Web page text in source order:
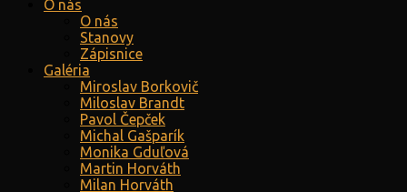
O nás
O nás
Stanovy
Zápisnice
Galéria
Miroslav Borkovič
Miloslav Brandt
Pavol Čepček
Michal Gašparík
Monika Gduľová
Martin Horváth
Milan Horváth